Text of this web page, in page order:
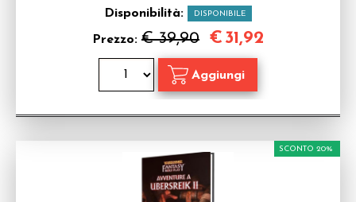
Disponibilità: DISPONIBILE
Prezzo: € 39,90 € 31,92
SCONTO 20%